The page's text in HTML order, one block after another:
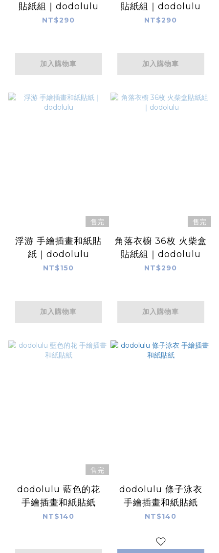
貼紙組｜dodolulu
NT$290
加入購物車
貼紙組｜dodolulu
NT$290
加入購物車
售完
浮游 手繪插畫和紙貼
紙｜dodolulu
NT$150
加入購物車
售完
角落衣櫥 36枚 火柴盒
貼紙組｜dodolulu
NT$290
加入購物車
售完
dodolulu 藍色的花
手繪插畫和紙貼紙
NT$140
dodolulu 條子泳衣
手繪插畫和紙貼紙
NT$140